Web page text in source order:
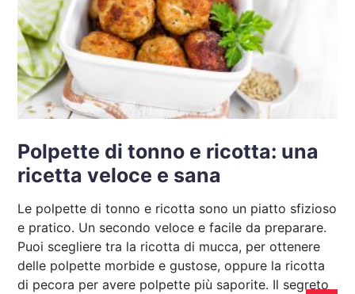
Polpette di tonno e ricotta: una
ricetta veloce e sana
Le polpette di tonno e ricotta sono un piatto sfizioso
e pratico. Un secondo veloce e facile da preparare.
Puoi scegliere tra la ricotta di mucca, per ottenere
delle polpette morbide e gustose, oppure la ricotta
di pecora per avere polpette più saporite. Il segreto